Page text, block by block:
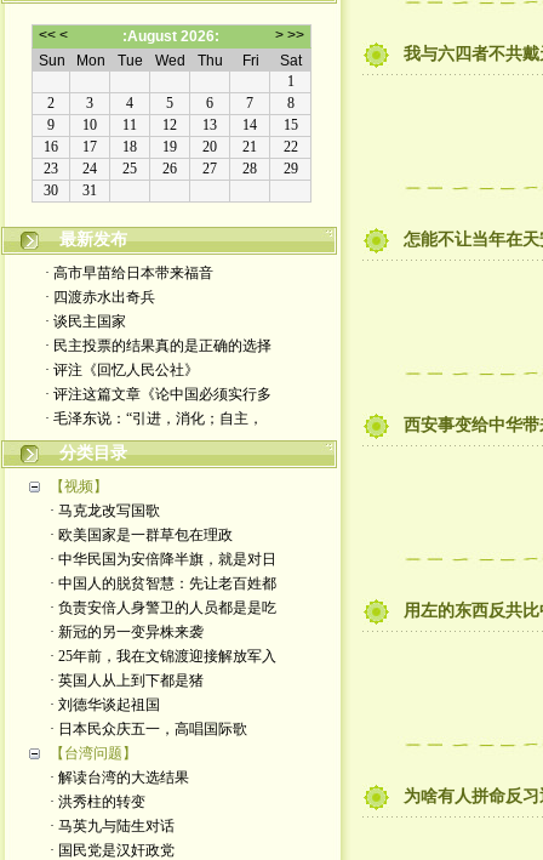
最新发布
· 高市早苗给日本带来福音
· 四渡赤水出奇兵
· 谈民主国家
· 民主投票的结果真的是正确的选择
· 评注《回忆人民公社》
· 评注这篇文章《论中国必须实行多
· 毛泽东说：“引进，消化；自主，
分类目录
【视频】
· 马克龙改写国歌
· 欧美国家是一群草包在理政
· 中华民国为安倍降半旗，就是对日
· 中国人的脱贫智慧：先让老百姓都
· 负责安倍人身警卫的人员都是是吃
· 新冠的另一变异株来袭
· 25年前，我在文锦渡迎接解放军入
· 英国人从上到下都是猪
· 刘德华谈起祖国
· 日本民众庆五一，高唱国际歌
【台湾问题】
· 解读台湾的大选结果
· 洪秀柱的转变
· 马英九与陆生对话
· 国民党是汉奸政党
我与六四者不共
怎能不让当年在
西安事变给中华
用左的东西反共
为啥有人拼命反